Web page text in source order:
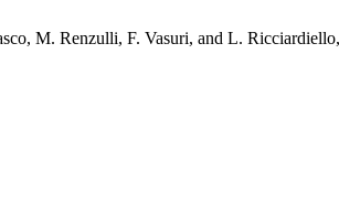
M. Renzulli, F. Vasuri, and L.